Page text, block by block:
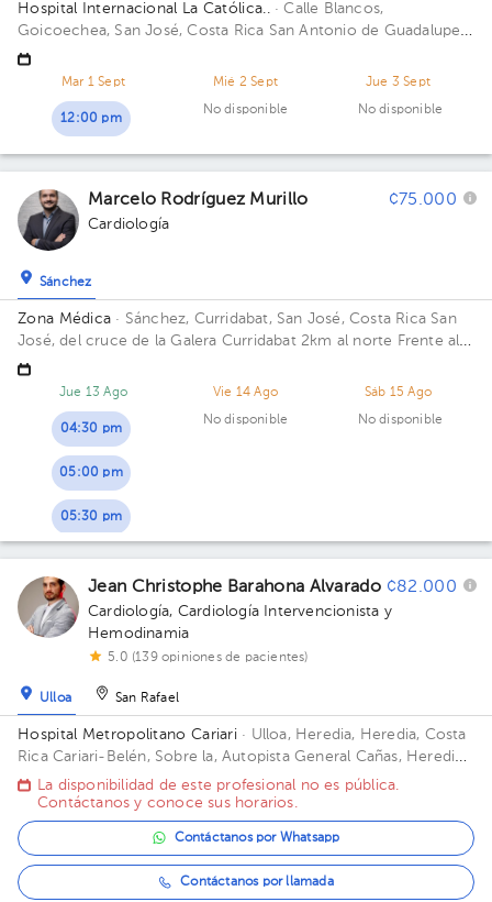
Hospital Internacional La Católica..· Calle Blancos,
Goicoechea, San José, Costa Rica San Antonio de Guadalupe,
Goicoechea, frente a los Tribunales de Justicia. Edificio Torre
Médica. Piso 5. Consultorio 501/502.
Mar 1 Sept
12:00 pm
Mié 2 Sept
No disponible
Jue 3 Sept
No disponible
Marcelo Rodríguez Murillo ¢75.000
Cardiología
Sánchez
Zona Médica · Sánchez, Curridabat, San José, Costa Rica San
José, del cruce de la Galera Curridabat 2km al norte Frente al
Colegio SEK. Avenida Aleste, Oficentro, 3er piso, oficina 309
Piso 3. Consultorio 309.
Jue 13 Ago
04:30 pm
05:00 pm
05:30 pm
Vie 14 Ago
No disponible
Sáb 15 Ago
No disponible
Jean Christophe Barahona Alvarado ¢82.000
Cardiología, Cardiología Intervencionista y
Hemodinamia
5.0 (139 opiniones de pacientes)
Ulloa San Rafael
Hospital Metropolitano Cariari · Ulloa, Heredia, Heredia, Costa
Rica Cariari-Belén, Sobre la, Autopista General Cañas, Heredia
Province, Heredia, Costa Rica
La disponibilidad de este profesional no es pública.
Contáctanos y conoce sus horarios.
Contáctanos por Whatsapp
Contáctanos por llamada